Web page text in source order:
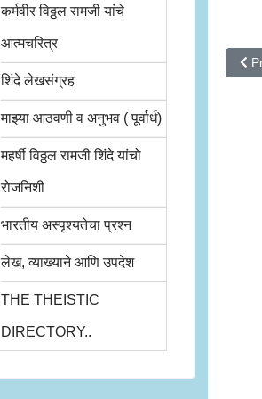
कर्मवीर विठ्ठल रामजी यांचे
आत्मचरित्र
शिंदे लेखसंग्रह
माझ्या आठवणी व अनुभव ( पूर्वार्ध)
महर्षी विठ्ठल रामजी शिंदे यांचो
रोजनिशी
भारतीय अस्पृश्यतेचा प्रश्न
लेख, व्याख्याने आणि उपदेश
THE THEISTIC
DIRECTORY..